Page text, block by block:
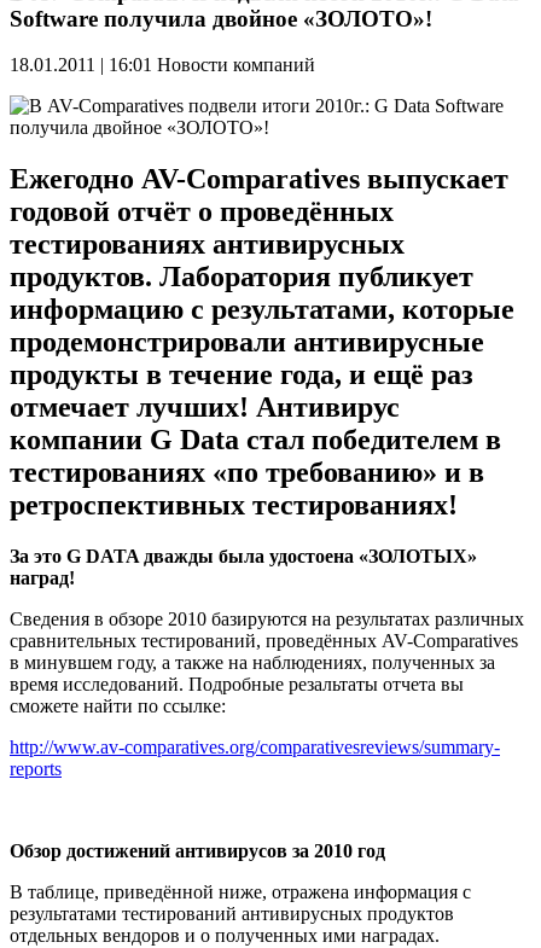
Software получила двойное «ЗОЛОТО»!
18.01.2011 | 16:01 Новости компаний
Ежегодно AV-Comparatives выпускает
годовой отчёт о проведённых
тестированиях антивирусных
продуктов. Лаборатория публикует
информацию с результатами, которые
продемонстрировали антивирусные
продукты в течение года, и ещё раз
отмечает лучших! Антивирус
компании G Data стал победителем в
тестированиях «по требованию» и в
ретроспективных тестированиях!
За это G DATA дважды была удостоена «ЗОЛОТЫХ»
наград!
Сведения в обзоре 2010 базируются на результатах различных
сравнительных тестирований, проведённых AV-Comparatives
в минувшем году, а также на наблюдениях, полученных за
время исследований. Подробные резальтаты отчета вы
сможете найти по ссылке:
http://www.av-comparatives.org/comparativesreviews/summary-
reports
Обзор достижений антивирусов за 2010 год
В таблице, приведённой ниже, отражена информация с
результатами тестирований антивирусных продуктов
отдельных вендоров и о полученных ими наградах.